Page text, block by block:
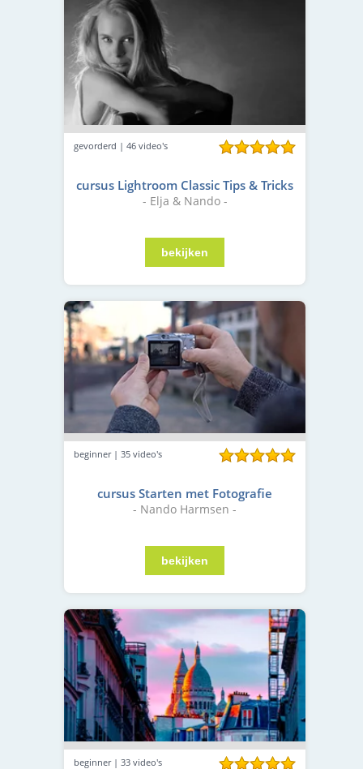
gevorderd | 46 video's
cursus Lightroom Classic Tips & Tricks
- Elja & Nando -
beginner | 35 video's
cursus Starten met Fotografie
- Nando Harmsen -
beginner | 33 video's